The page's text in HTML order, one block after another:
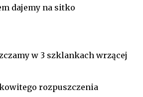
dajemy na sitko
w 3 szklankach wrzącej
rozpuszczenia